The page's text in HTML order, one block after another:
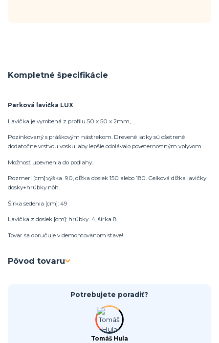
Kompletné špecifikácie
Parková lavička LUX
Lavička je vyrobená z profilu 50 x 50 x 2mm,
Pozinkovaný s práškovým nástrekom. Drevené latky sú ošetrené
dodatočne vrstvou vosku, aby lepšie odolávalo poveternostným vplyvom.
Možnosť upevnenia do podlahy.
Rozmeri [cm]:výška 90, dľžka dosiek 150 alebo 180. Celková dľžka lavičky:
dosky+hrúbky nôh.
Šírka sedenia [cm]: 49
Lavička z dosiek [cm]: hrúbky 4, šírka 8
Tovar sa doručuje v demontovanom stave!
Pôvod tovaru
Potrebujete poradiť?
Tomáš Hula